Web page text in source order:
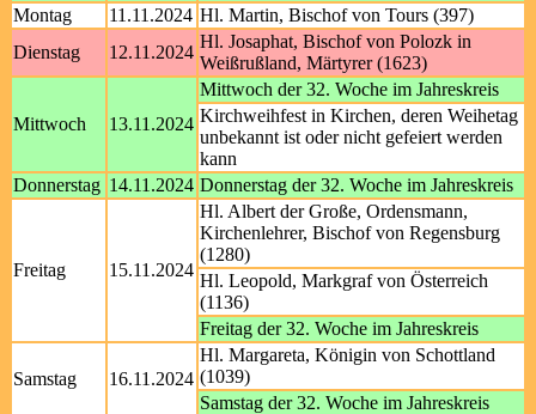
Montag
11.11.2024 Hl. Martin, Bischof von Tours (397)
Dienstag
12.11.2024
Hl. Josaphat, Bischof von Polozk in
Weißrußland, Märtyrer (1623)
Mittwoch 13.11.2024
Mittwoch der 32. Woche im Jahreskreis
Kirchweihfest in Kirchen, deren Weihetag
unbekannt ist oder nicht gefeiert werden
kann
Donnerstag 14.11.2024 Donnerstag der 32. Woche im Jahreskreis
Freitag 15.11.2024
Hl. Albert der Große, Ordensmann,
Kirchenlehrer, Bischof von Regensburg
(1280)
Hl. Leopold, Markgraf von Österreich
(1136)
Freitag der 32. Woche im Jahreskreis
Samstag 16.11.2024
Hl. Margareta, Königin von Schottland
(1039)
Samstag der 32. Woche im Jahreskreis